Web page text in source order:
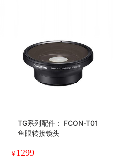
TG系列配件： FCON-T01
鱼眼转接镜头
¥ 1299